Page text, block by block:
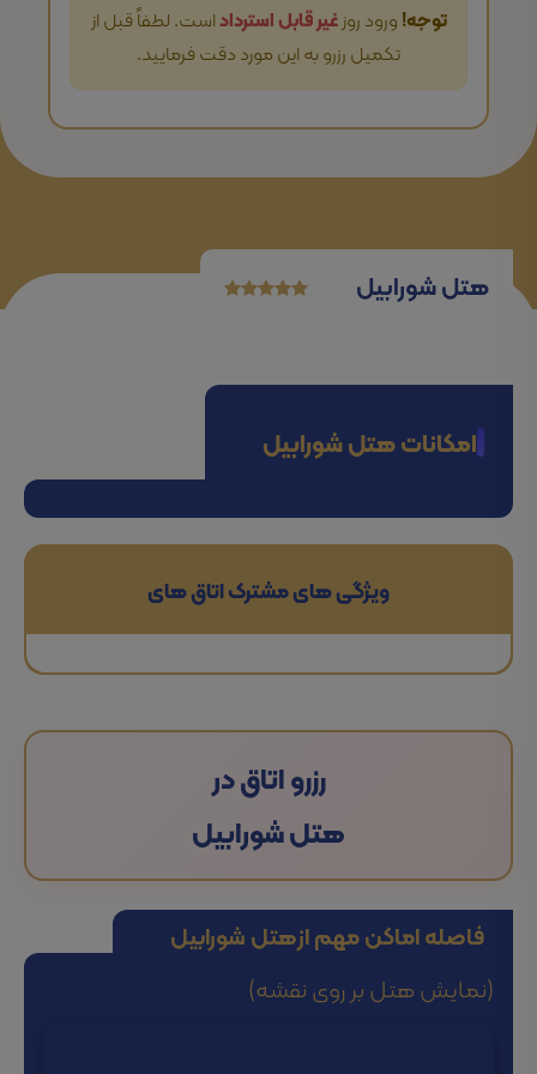
توجه!ورود روزغیر قابل استرداداست. لطفاً قبل از
تکمیل رزرو به این مورد دقت فرمایید.
هتل شورابیل
امکانات هتل شورابیل
ویژگی های مشترک اتاق های
رزرو اتاق در
هتل شورابیل
فاصله اماکن مهم ازهتل شورابیل
(نمایش هتل بر روی نقشه)